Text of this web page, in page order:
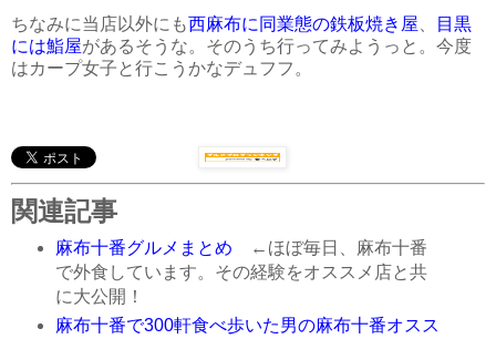
ちなみに当店以外にも西麻布に同業態の鉄板焼き屋
目黒
には鮨屋があるそうな。そのうち行ってみようっと。今度
はカープ女子と行こうかなデュフフ。
関連記事
麻布十番グルメまとめ ←ほぼ毎日、麻布十番
で外食しています。その経験をオススメ店と共
に大公開！
麻布十番で300軒食べ歩いた男の麻布十番オスス